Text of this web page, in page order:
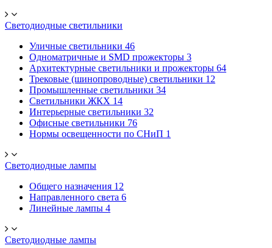
Светодиодные светильники
Уличные светильники 46
Одноматричные и SMD прожекторы 3
Архитектурные светильники и прожекторы 64
Трековые (шинопроводные) светильники 12
Промышленные светильники 34
Светильники ЖКХ 14
Интерьерные светильники 32
Офисные светильники 76
Нормы освещенности по СНиП 1
Светодиодные лампы
Общего назначения 12
Направленного света 6
Линейные лампы 4
Светодиодные лампы